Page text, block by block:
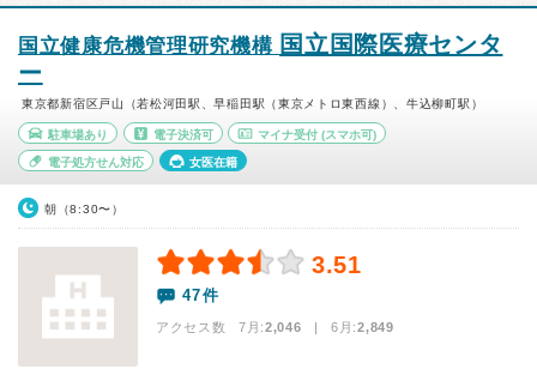
国立健康危機管理研究機構 国立国際医療センタ
ー
東京都新宿区戸山（若松河田駅、早稲田駅（東京メトロ東西線）、牛込柳町駅）
駐車場あり 電子決済可 マイナ受付 (スマホ可)
電子処方せん対応 女医在籍
朝（8:30〜）
3.51
47件
アクセス数 7月:2,046 | 6月:2,849